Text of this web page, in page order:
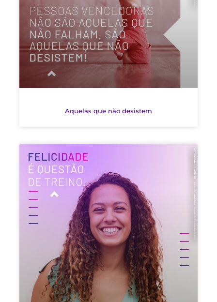
Aquelas que não desistem